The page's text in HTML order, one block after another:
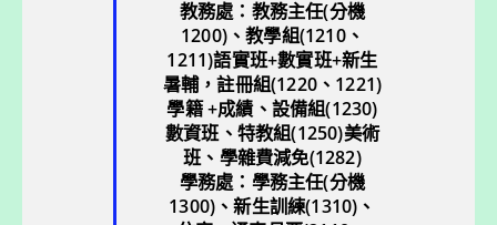
教務處：教務主任(分機
1200)、教學組(1210、
1211)語實班+數實班+新生
暑輔，註冊組(1220、1221)
學籍 +成績、設備組(1230)
數資班、 特教組(1250)美術
班、學雜費減免(1282)
學務處：學務主任(分機
1300)、新生訓練(1310)、